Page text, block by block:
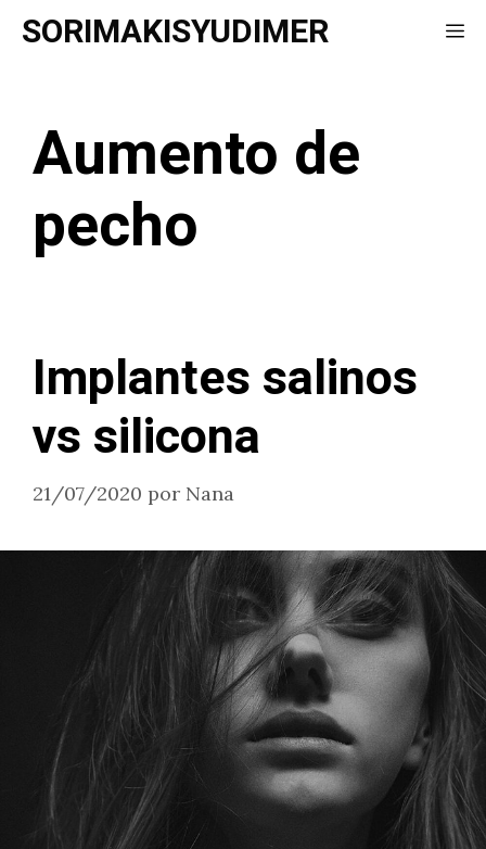
Saltar
SORIMAKISYUDIMER
Aumento de
pecho
Implantes salinos
vs silicona
21/07/2020 por Nana